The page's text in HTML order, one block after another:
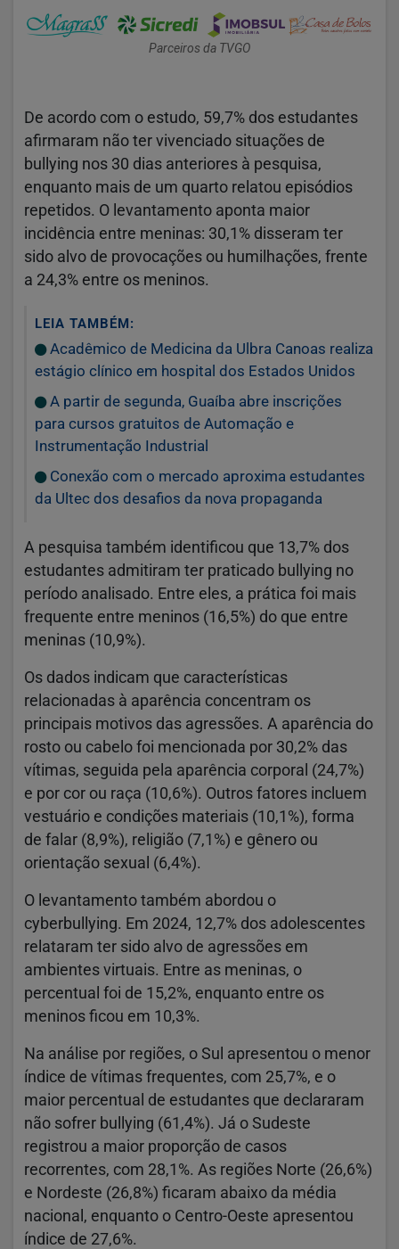
Parceiros da TVGO
De acordo com o estudo, 59,7% dos estudantes
afirmaram não ter vivenciado situações de
bullying nos 30 dias anteriores à pesquisa,
enquanto mais de um quarto relatou episódios
repetidos. O levantamento aponta maior
incidência entre meninas: 30,1% disseram ter
sido alvo de provocações ou humilhações, frente
a 24,3% entre os meninos.
LEIA TAMBÉM:
Acadêmico de Medicina da Ulbra Canoas realiza
estágio clínico em hospital dos Estados Unidos
A partir de segunda, Guaíba abre inscrições
para cursos gratuitos de Automação e
Instrumentação Industrial
Conexão com o mercado aproxima estudantes
da Ultec dos desafios da nova propaganda
A pesquisa também identificou que 13,7% dos
estudantes admitiram ter praticado bullying no
período analisado. Entre eles, a prática foi mais
frequente entre meninos (16,5%) do que entre
meninas (10,9%).
Os dados indicam que características
relacionadas à aparência concentram os
principais motivos das agressões. A aparência do
rosto ou cabelo foi mencionada por 30,2% das
vítimas, seguida pela aparência corporal (24,7%)
e por cor ou raça (10,6%). Outros fatores incluem
vestuário e condições materiais (10,1%), forma
de falar (8,9%), religião (7,1%) e gênero ou
orientação sexual (6,4%).
O levantamento também abordou o
cyberbullying. Em 2024, 12,7% dos adolescentes
relataram ter sido alvo de agressões em
ambientes virtuais. Entre as meninas, o
percentual foi de 15,2%, enquanto entre os
meninos ficou em 10,3%.
Na análise por regiões, o Sul apresentou o menor
índice de vítimas frequentes, com 25,7%, e o
maior percentual de estudantes que declararam
não sofrer bullying (61,4%). Já o Sudeste
registrou a maior proporção de casos
recorrentes, com 28,1%. As regiões Norte (26,6%)
e Nordeste (26,8%) ficaram abaixo da média
nacional, enquanto o Centro-Oeste apresentou
índice de 27,6%.